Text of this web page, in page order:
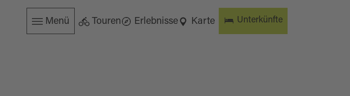
Menü Touren Erlebnisse Karte Unterkünfte